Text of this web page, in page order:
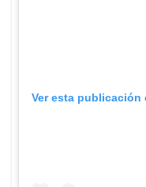
Ver esta publicación